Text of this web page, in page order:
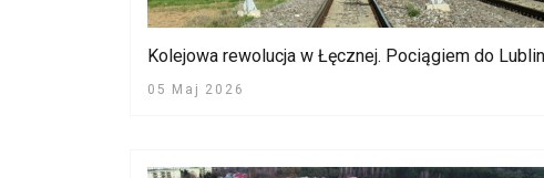
Kolejowa rewolucja w Łęcznej. Pociągiem do
05 Maj 2026